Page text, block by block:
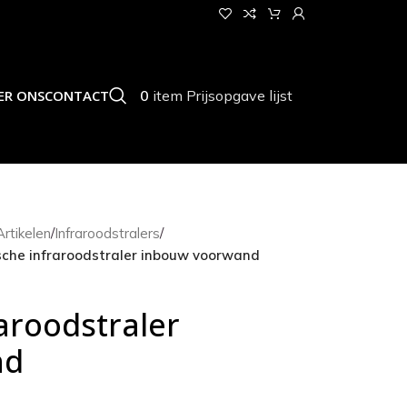
ONSCONTACT 0 item Prijsopgave lijst
/Infraroodstralers/
infraroodstraler inbouw voorwand